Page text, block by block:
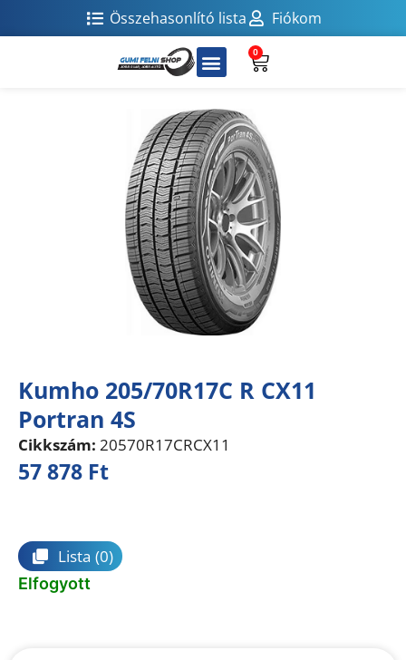
Összehasonlító lista Fiókom
0
Kumho 205/70R17C R CX11
Portran 4S
Cikkszám: 20570R17CRCX11
57 878 Ft
Lista (0)
Elfogyott